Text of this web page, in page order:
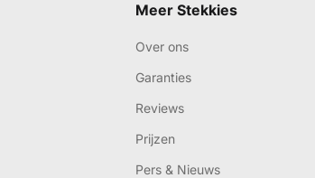
Meer Stekkies
Over ons
Garanties
Reviews
Prijzen
Pers & Nieuws